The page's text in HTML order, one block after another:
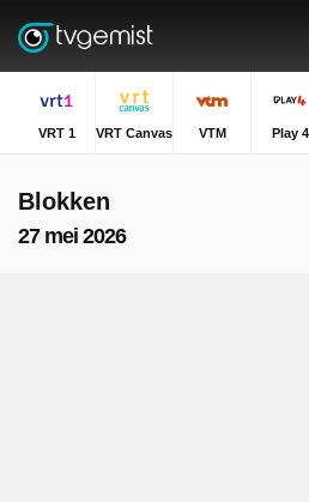
VRT 1 VRT Canvas VTM Play 4
Blokken
27 mei 2026